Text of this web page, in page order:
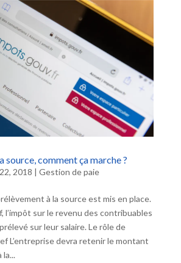
source, comment ça marche ?
2018 | Gestion de paie
à la source est mis en place.
l’impôt sur le revenu des contribuables
sur leur salaire. Le rôle de
L’entreprise devra retenir le montant